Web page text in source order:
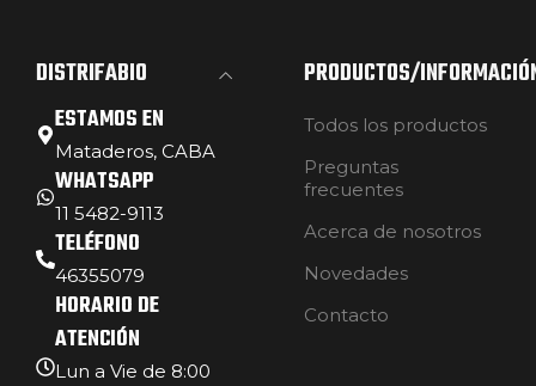
DISTRIFABIO
ESTAMOS EN
Mataderos, CABA
WHATSAPP
11 5482-9113
TELÉFONO
46355079
HORARIO DE
ATENCIÓN
Lun a Vie de 8:00
PRODUCTOS/
Todos los productos
Preguntas
frecuentes
Acerca de nosotros
Novedades
Contacto